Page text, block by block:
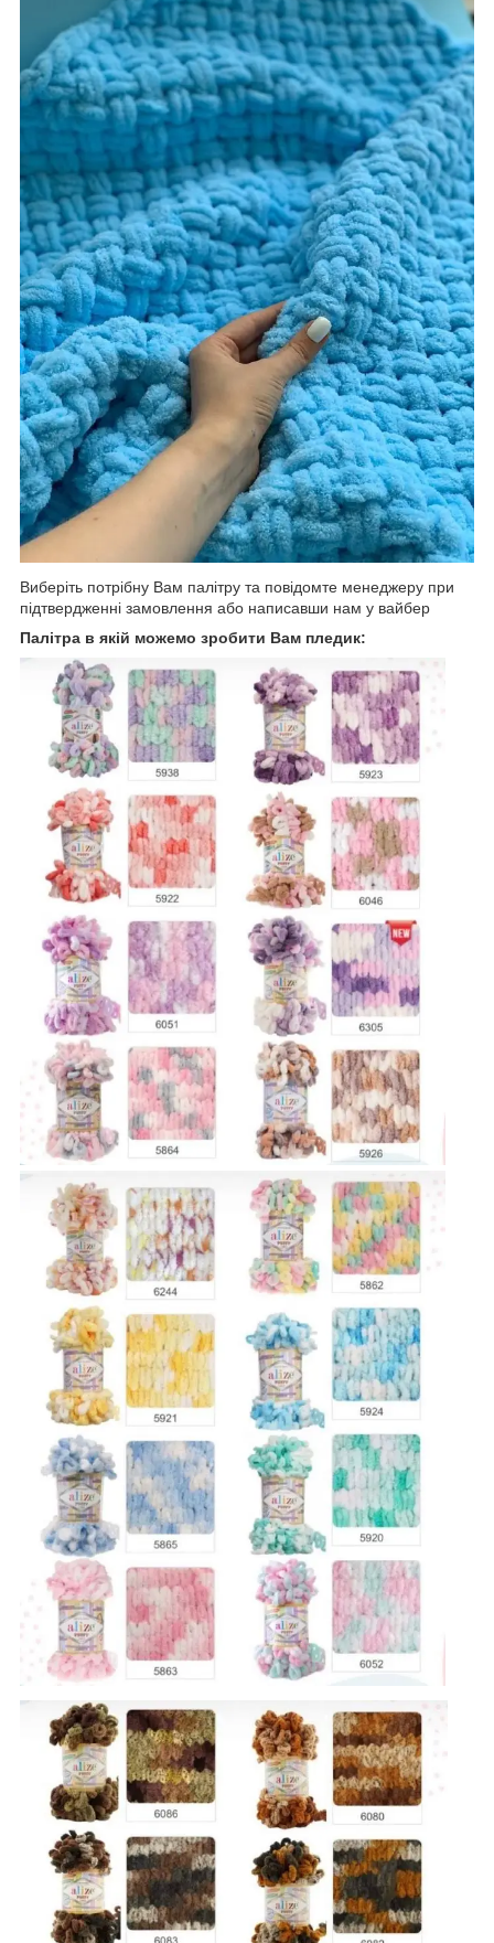
Виберіть потрібну Вам палітру та повідомте менеджеру при
підтвердженні замовлення або написавши нам у вайбер
Палітра в якій можемо зробити Вам пледик: